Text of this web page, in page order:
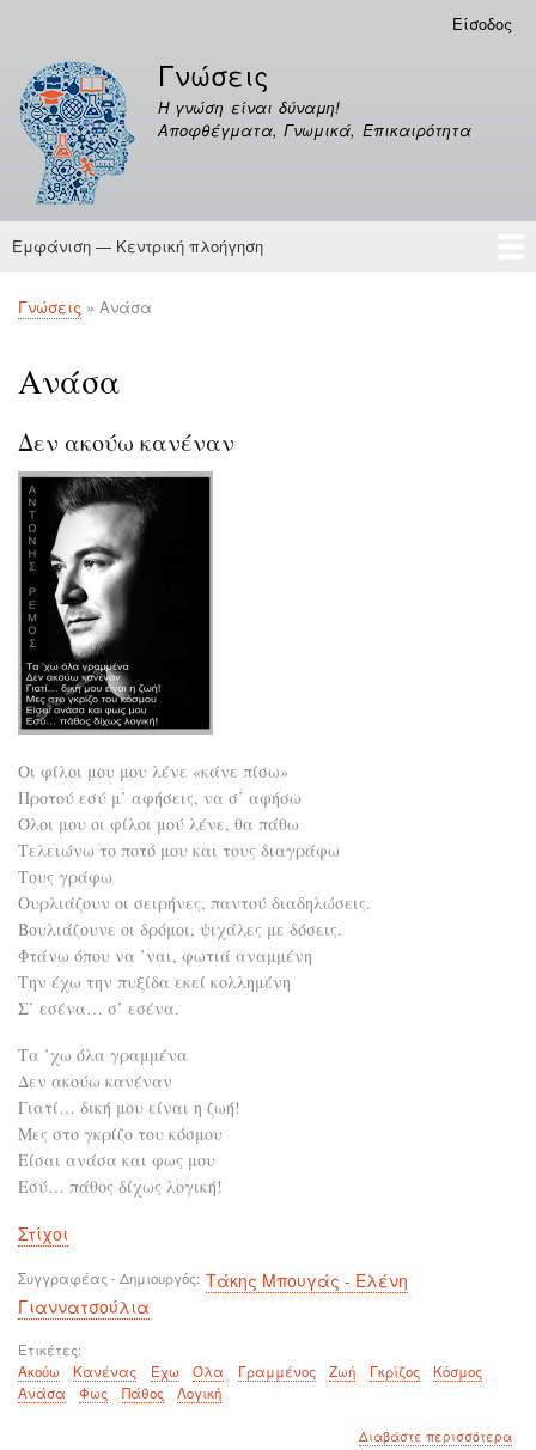
περιεχόμενο
λογαριασμού
χρήστη
Είσοδος
Γνώσεις
Η γνώση είναι δύναμη!
Αποφθέγματα, Γνωμικά, Επικαιρότητα
Κεντρική
Εμφάνιση — Κεντρική πλοήγηση
Γνώσεις
Αποφθέγματα
Breadcrumb
Γνώσεις Ανάσα
Ανάσα
Δεν ακούω κανέναν
Οι φίλοι μου μου λένε «κάνε πίσω»
Προτού εσύ μ’ αφήσεις, να σ’ αφήσω
Όλοι μου οι φίλοι μού λένε, θα πάθω
Τελειώνω το ποτό μου και τους διαγράφω
Τους γράφω
Ουρλιάζουν οι σειρήνες, παντού διαδηλώσεις.
Βουλιάζουνε οι δρόμοι, ψιχάλες με δόσεις.
Φτάνω όπου να ’ναι, φωτιά αναμμένη
Την έχω την πυξίδα εκεί κολλημένη
Σ’ εσένα… σ’ εσένα.
Τα ’χω όλα γραμμένα
Δεν ακούω κανέναν
Γιατί… δική μου είναι η ζωή!
Μες στο γκρίζο του κόσμου
Είσαι ανάσα και φως μου
Εσύ… πάθος δίχως λογική!
Στίχοι
Συγγραφέας - Δημιουργός Τάκης Μπουγάς - Ελένη
Γιαννατσούλια
Ετικέτες
Ακούω
Κανένας Έχω Όλα Γραμμένος Ζωή Γκρίζος
Κόσμος
Ανάσα
Φως Πάθος Λογική
Διαβάστε περισσότεραγια